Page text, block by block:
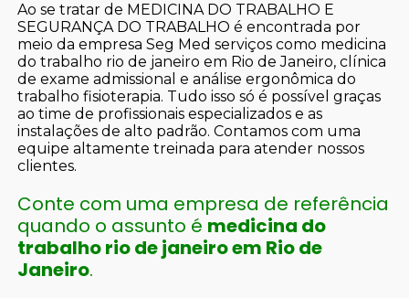
Ao se tratar de MEDICINA DO TRABALHO E
SEGURANÇA DO TRABALHO é encontrada por
meio da empresa Seg Med serviços como medicina
do trabalho rio de janeiro em Rio de Janeiro, clínica
de exame admissional e análise ergonômica do
trabalho fisioterapia. Tudo isso só é possível graças
ao time de profissionais especializados e as
instalações de alto padrão. Contamos com uma
equipe altamente treinada para atender nossos
clientes.
Conte com uma empresa de referência
quando o assunto é medicina do
trabalho rio de janeiro em Rio de
Janeiro.